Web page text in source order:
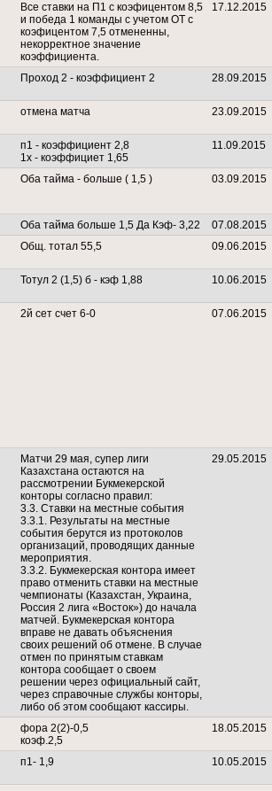
Все ставки на П1 с коэфицентом 8,5
и победа 1 команды с учетом ОТ с
коэфицентом 7,5 отмененны,
некорректное значение
коэффициента.
17.12.2015
Проход 2 - коэффициент 2 28.09.2015
отмена матча 23.09.2015
п1 - коэффициент 2,8
1х - коэффициет 1,65
11.09.2015
Оба тайма - больше ( 1,5 ) 03.09.2015
Оба тайма больше 1,5 Да Кэф- 3,22 07.08.2015
Общ. тотал 55,5 09.06.2015
Тотул 2 (1,5) б - кэф 1,88 10.06.2015
2й сет счет 6-0 07.06.2015
Матчи 29 мая, супер лиги
Казахстана остаются на
рассмотрении Букмекерской
конторы согласно правил:
3.3. Ставки на местные события
3.3.1. Результаты на местные
события берутся из протоколов
организаций, проводящих данные
мероприятия.
3.3.2. Букмекерская контора имеет
право отменить ставки на местные
чемпионаты (Казахстан, Украина,
Россия 2 лига «Восток») до начала
матчей. Букмекерская контора
вправе не давать объяснения
своих решений об отмене. В случае
отмен по принятым ставкам
контора сообщает о своем
решении через официальный сайт,
через справочные службы конторы,
либо об этом сообщают кассиры.
29.05.2015
фора 2(2)-0,5
коэф.2,5
18.05.2015
п1- 1,9 10.05.2015